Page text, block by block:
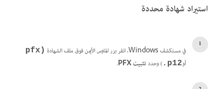
استيراد شهادة محددة
في مستكشف Windows، انقر بزر الماوس الأيمن فوق ملف الشهادة (pfx
أو‎.p12) وحددتثبيت PFX .